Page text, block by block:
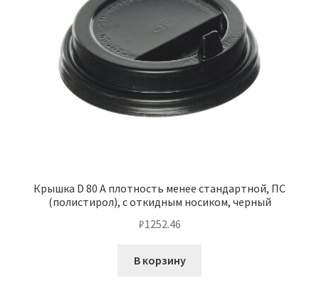
Крышка D 80 А плотность менее стандартной, ПС
(полистирол), с откидным носиком, черный
₽1252.46
В корзину